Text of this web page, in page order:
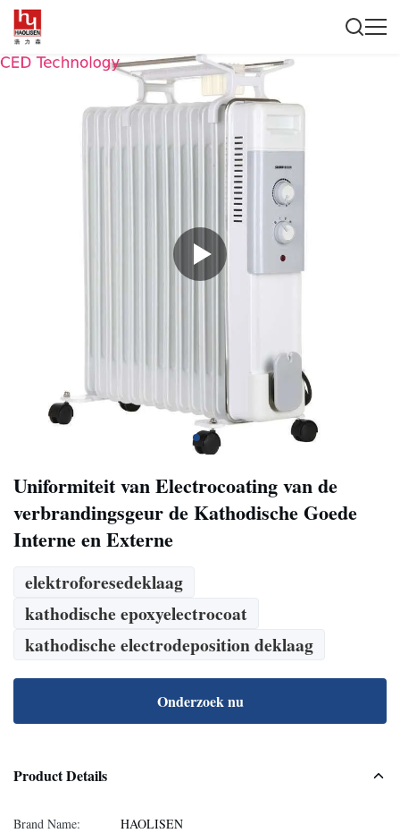
Uniformiteit van Electrocoating van de
verbrandingsgeur de Kathodische Goede
Interne en Externe
elektroforesedeklaag
kathodische epoxyelectrocoat
kathodische electrodeposition deklaag
Onderzoek nu
Product Details
Brand Name:
HAOLISEN